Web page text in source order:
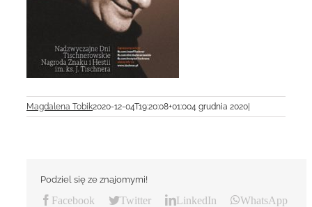
Magdalena Tobik2020-12-04T19:20:08+01:004 grudnia 2020
Podziel się ze znajomymi!
Facebook Twitter LinkedIn
WhatsApp